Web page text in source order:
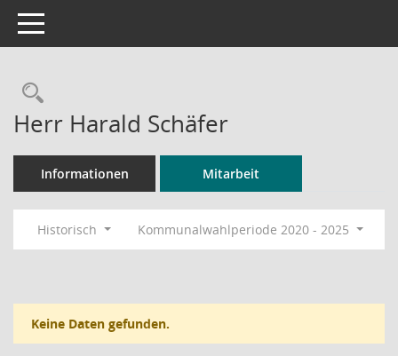
Toggle navigation
Rechercheauswahl
Herr Harald Schäfer
Informationen Mitarbeit
Historisch Kommunalwahlperiode 2020 - 2025
Keine Daten gefunden.